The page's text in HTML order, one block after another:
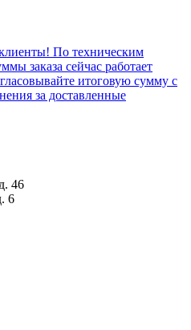
По техническим
заказа сейчас работает
итоговую сумму с
за доставленные
46
6